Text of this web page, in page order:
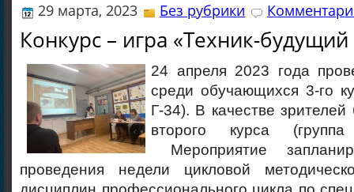
29 марта, 2023 Без рубрики
Конкурс – игра «Техник-будущий
24 апреля 2023 года
среди обучающихся 3-го
Г-34). В качестве
второго курса
Мероприятие
проведения недели цикловой